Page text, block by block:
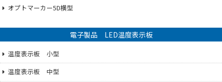
オプトマーカー5D横型
電子製品 LED温度表示板
温度表示板 小型
温度表示板 中型